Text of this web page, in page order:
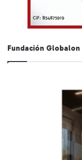
Fundación Globalon